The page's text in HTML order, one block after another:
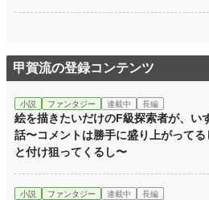
甲賀流の登録コンテンツ
小説 ファンタジー 連載中 長編
絵を描きたいだけのF級探索者が、い
話〜コメントは勝手に盛り上がって
と付け狙ってくるし〜
小説 ファンタジー 連載中 長編